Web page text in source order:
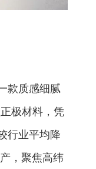
款质感细腻
极材料，凭
行业平均降
，聚焦高纬